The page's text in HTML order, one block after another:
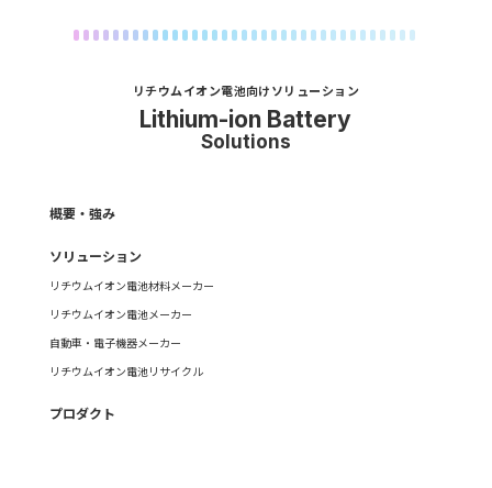
リチウムイオン電池向けソリューション
Lithium-ion Battery
Solutions
概要・強み
ソリューション
リチウムイオン電池材料メーカー
リチウムイオン電池メーカー
自動車・電子機器メーカー
リチウムイオン電池リサイクル
プロダクト